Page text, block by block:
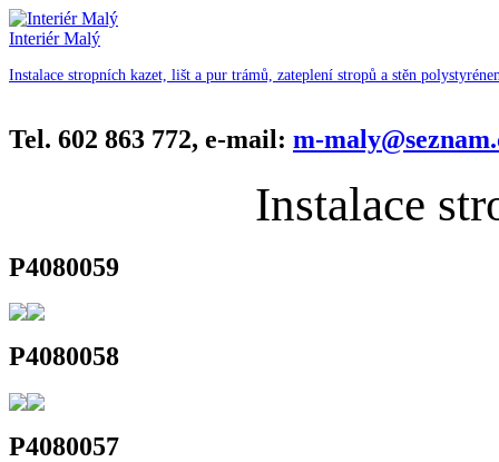
Interiér Malý
Instalace stropních kazet, lišt a pur trámů, zateplení stropů a stěn
Tel. 602 863 772, e-mail: m-
Instalace
P4080059
P4080058
P4080057